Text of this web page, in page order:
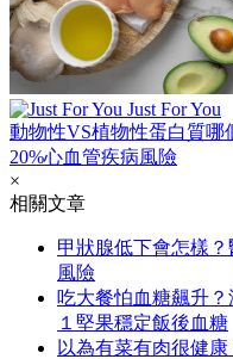
Just For You
動物性VS植物性蛋白質哪
20%心血管疾病風險
×
相關文章
甲狀腺低下會怎樣
風險
吃大餐怕血糖飆升
１堅果穩定飯後血糖
以為有菜有肉很健